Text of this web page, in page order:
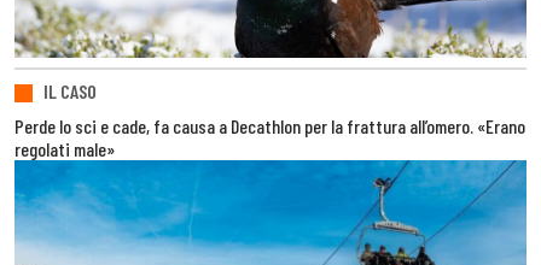
IL CASO
Perde lo sci e cade, fa causa a Decathlon per la frattura all’omero. «Erano
regolati male»